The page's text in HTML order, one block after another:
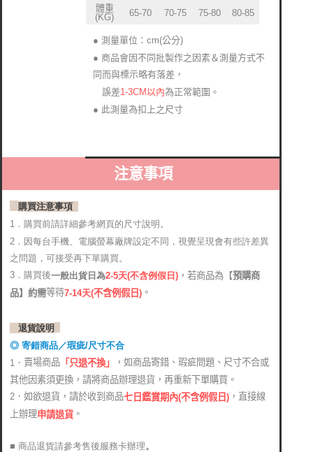
體重
(KG)
65-70 70-75 75-80 80-85
● 測量單位：cm(公分)
● 商品會因不同批製作之因素＆測量方式不
同而與標示略有落差 ，
誤差1-3CM以內為正常範圍。
● 此測量為扣上之尺寸
注意事項
購買注意事項
1．購買前請詳細參考網頁的尺寸說明。
2． 因每台手機、電腦螢幕廠牌設定不同，視覺呈現會有些許差異
之問題，可接受再下單購買。
3．購買後一般出貨日為2-5天(不含例假日) ，若商品為【預購商
品】約需等待7-14天(不含例假日) 。
退貨說明
◎ 寄錯商品／瑕疵/尺寸不合
1． 賣場商品 「只退不換」
，如商品寄錯、瑕疵問題、尺寸不合或
其他因素須更換，請將商品辦理退貨，再重新下單購買。
2．如欲退貨，請於收到商品七日鑑賞期內(不含例假日) ，直接線
上辦理申請退貨 。
■ 商品退貨請參考售後服務卡辦理。